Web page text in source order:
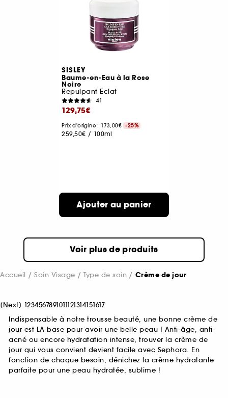
SISLEY
Baume-en-Eau à la Rose
Noire
Repulpant Eclat
41
129,75€
Prix d'origine : 173,00€ -25%
259,50€ / 100ml
Ajouter au panier
Voir plus de produits
Accueil Soin Visage Type de soin Crème de jour
[Next] 1234567891011121314151617
Indispensable à notre trousse beauté, une bonne crème de
jour est LA base pour avoir une belle peau ! Anti-âge, anti-
acné ou encore hydratation intense, trouver la crème de
jour qui vous convient devient facile avec Sephora. En
fonction de chaque besoin, dénichez la crème hydratante
parfaite pour une peau hydratée, sublime !